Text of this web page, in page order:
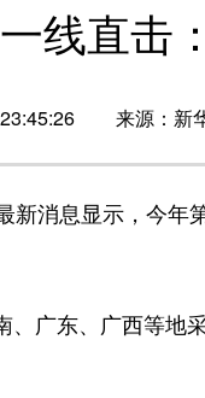
一线直击
来源：新
消息显示，今年
广东、广西等地